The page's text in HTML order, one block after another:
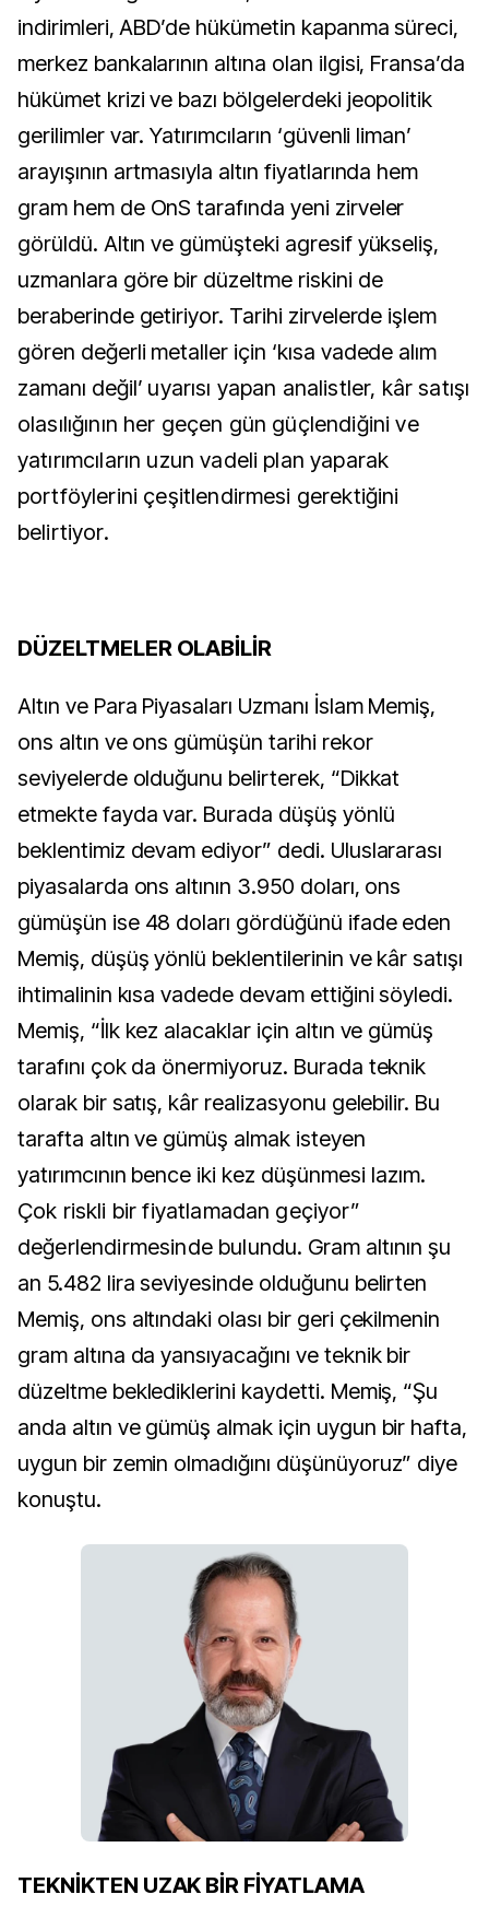
indirimleri, ABD’de hükümetin kapanma süreci,
merkez bankalarının altına olan ilgisi, Fransa’da
hükümet krizi ve bazı bölgelerdeki jeopolitik
gerilimler var. Yatırımcıların ‘güvenli liman’
arayışının artmasıyla altın fiyatlarında hem
gram hem de OnS tarafında yeni zirveler
görüldü. Altın ve gümüşteki agresif yükseliş,
uzmanlara göre bir düzeltme riskini de
beraberinde getiriyor. Tarihi zirvelerde işlem
gören değerli metaller için ‘kısa vadede alım
zamanı değil’ uyarısı yapan analistler, kâr satışı
olasılığının her geçen gün güçlendiğini ve
yatırımcıların uzun vadeli plan yaparak
portföylerini çeşitlendirmesi gerektiğini
belirtiyor.
DÜZELTMELER OLABİLİR
Altın ve Para Piyasaları Uzmanı İslam Memiş,
ons altın ve ons gümüşün tarihi rekor
seviyelerde olduğunu belirterek, “Dikkat
etmekte fayda var. Burada düşüş yönlü
beklentimiz devam ediyor” dedi. Uluslararası
piyasalarda ons altının 3.950 doları, ons
gümüşün ise 48 doları gördüğünü ifade eden
Memiş, düşüş yönlü beklentilerinin ve kâr satışı
ihtimalinin kısa vadede devam ettiğini söyledi.
Memiş, “İlk kez alacaklar için altın ve gümüş
tarafını çok da önermiyoruz. Burada teknik
olarak bir satış, kâr realizasyonu gelebilir. Bu
tarafta altın ve gümüş almak isteyen
yatırımcının bence iki kez düşünmesi lazım.
Çok riskli bir fiyatlamadan geçiyor”
değerlendirmesinde bulundu. Gram altının şu
an 5.482 lira seviyesinde olduğunu belirten
Memiş, ons altındaki olası bir geri çekilmenin
gram altına da yansıyacağını ve teknik bir
düzeltme beklediklerini kaydetti. Memiş, “Şu
anda altın ve gümüş almak için uygun bir hafta,
uygun bir zemin olmadığını düşünüyoruz” diye
konuştu.
TEKNİKTEN UZAK BİR FİYATLAMA